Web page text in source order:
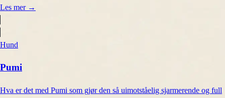
Les mer →
Hund
Pumi
Hva er det med Pumi som gjør den så uimotståelig sjarmerende og full